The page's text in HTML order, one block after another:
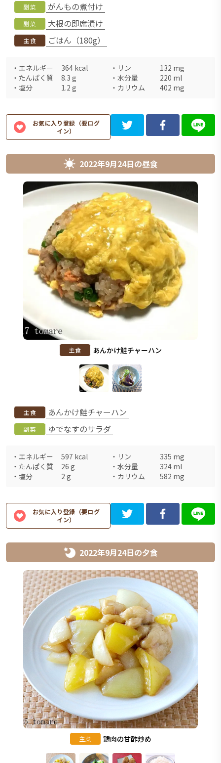
副菜 がんもの煮付け
副菜 大根の即席漬け
主食 ごはん（180g）
・ エネルギー 364 kcal ・ リン 132 mg
・ たんぱく質 8.3 g ・ 水分量 220 ml
・ 塩分 1.2 g ・ カリウム 402 mg
お気に入り登録（要ログ
イン）
2022年9月24日の昼食
主食 あんかけ鮭チャーハン
主食 あんかけ鮭チャーハン
副菜 ゆでなすのサラダ
・ エネルギー 597 kcal ・ リン 335 mg
・ たんぱく質 26 g ・ 水分量 324 ml
・ 塩分 2 g ・ カリウム 582 mg
お気に入り登録（要ログ
イン）
2022年9月24日の夕食
主菜 鶏肉の甘酢炒め